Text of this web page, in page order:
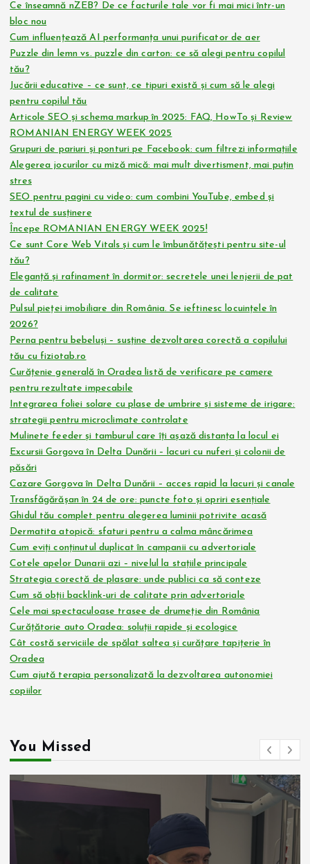
Ce înseamnă nZEB? De ce facturile tale vor fi mai mici într-un
bloc nou
Cum influențează AI performanța unui purificator de aer
Puzzle din lemn vs. puzzle din carton: ce să alegi pentru copilul
tău?
Jucării educative – ce sunt, ce tipuri există și cum să le alegi
pentru copilul tău
Articole SEO și schema markup în 2025: FAQ, HowTo și Review
ROMANIAN ENERGY WEEK 2025
Grupuri de pariuri și ponturi pe Facebook: cum filtrezi informațiile
Alegerea jocurilor cu miză mică: mai mult divertisment, mai puțin
stres
SEO pentru pagini cu video: cum combini YouTube, embed și
textul de susținere
Începe ROMANIAN ENERGY WEEK 2025!
Ce sunt Core Web Vitals și cum le îmbunătățești pentru site-ul
tău?
Eleganță și rafinament în dormitor: secretele unei lenjerii de pat
de calitate
Pulsul pieței imobiliare din România. Se ieftinesc locuințele în
2026?
Perna pentru bebeluși – susține dezvoltarea corectă a copilului
tău cu fiziotab.ro
Curățenie generală în Oradea listă de verificare pe camere
pentru rezultate impecabile
Integrarea foliei solare cu plase de umbrire și sisteme de irigare:
strategii pentru microclimate controlate
Mulinete feeder și tamburul care îți așază distanța la locul ei
Excursii Gorgova în Delta Dunării – lacuri cu nuferi și colonii de
păsări
Cazare Gorgova în Delta Dunării – acces rapid la lacuri și canale
Transfăgărășan în 24 de ore: puncte foto și opriri esențiale
Ghidul tău complet pentru alegerea luminii potrivite acasă
Dermatita atopică: sfaturi pentru a calma mâncărimea
Cum eviți conținutul duplicat în campanii cu advertoriale
Cotele apelor Dunarii azi – nivelul la stațiile principale
Strategia corectă de plasare: unde publici ca să conteze
Cum să obții backlink-uri de calitate prin advertoriale
Cele mai spectaculoase trasee de drumeție din România
Curățătorie auto Oradea: soluții rapide și ecologice
Cât costă serviciile de spălat saltea și curățare tapițerie în
Oradea
Cum ajută terapia personalizată la dezvoltarea autonomiei
copiilor
You Missed